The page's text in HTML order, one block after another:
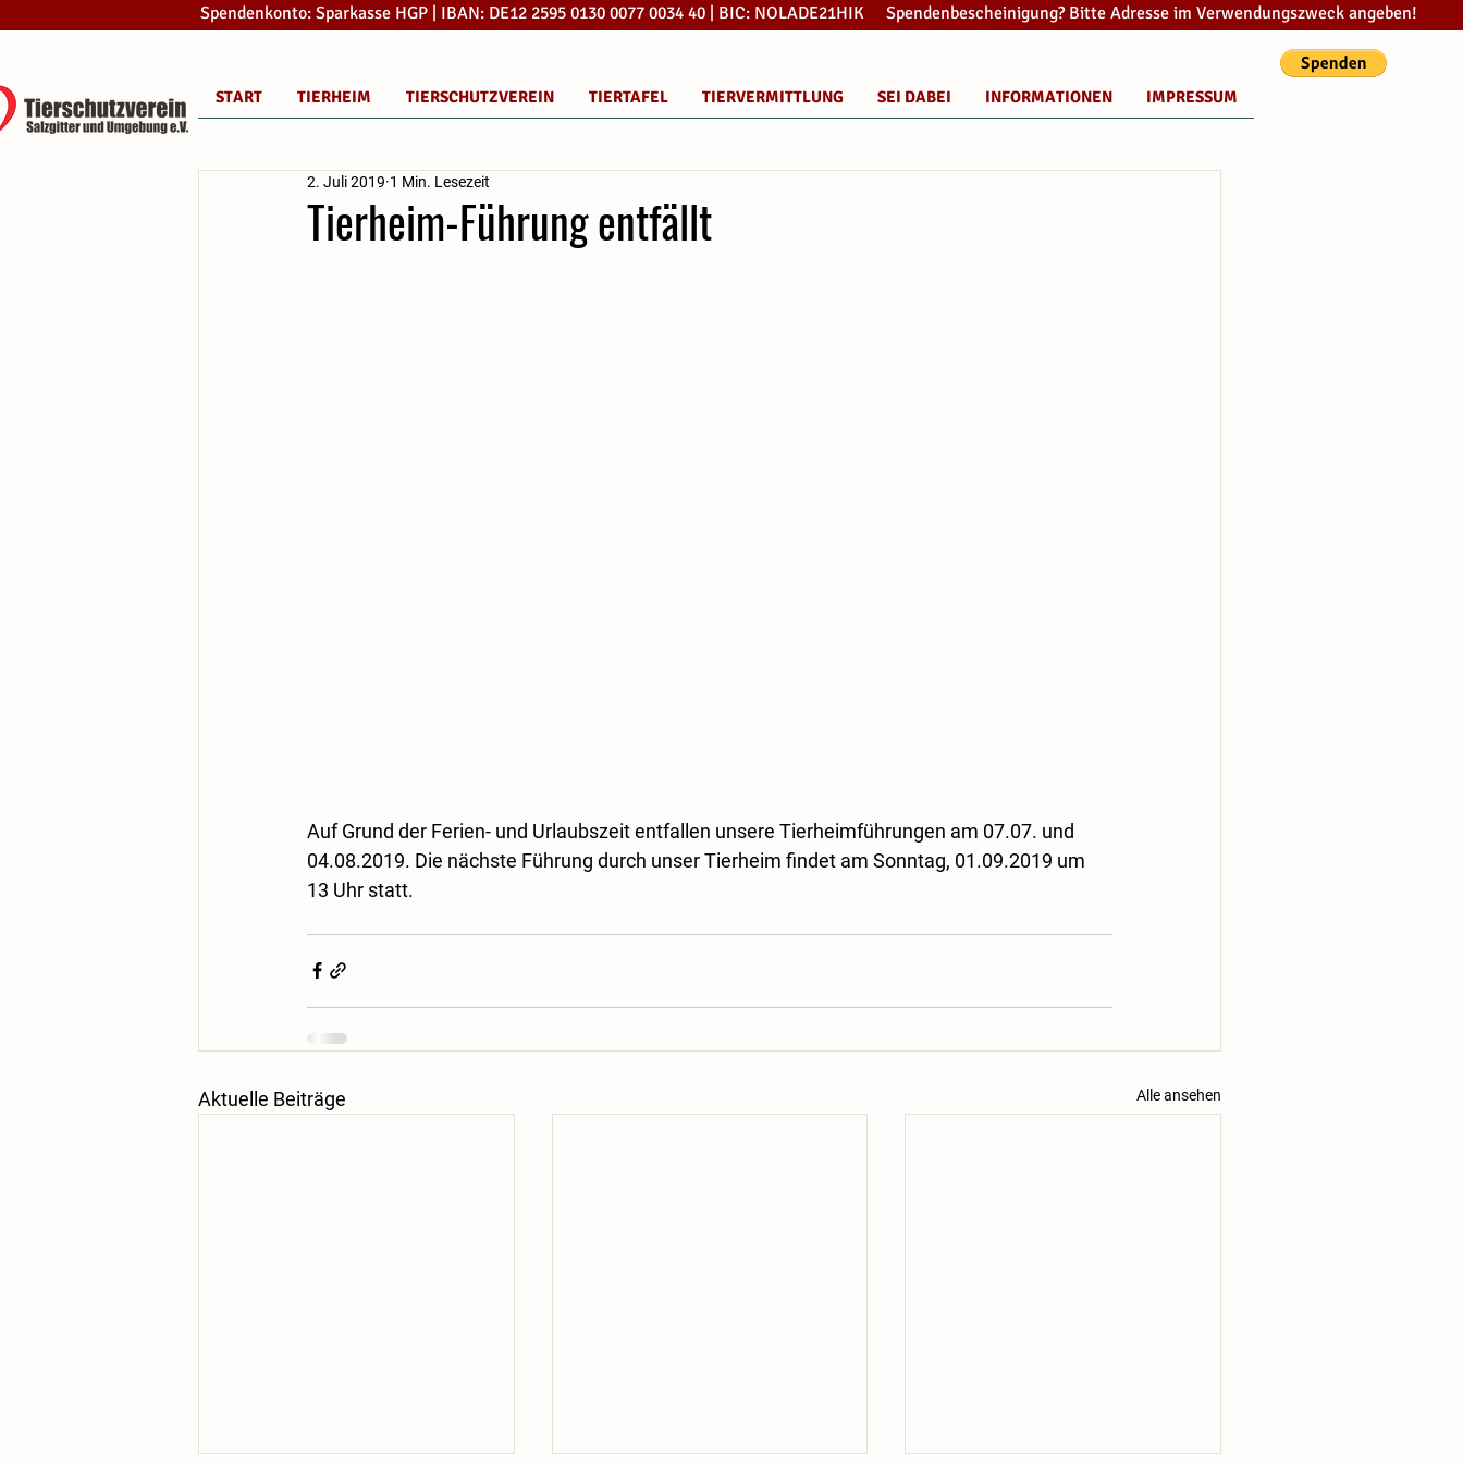
Spendenkonto: Sparkasse HGP | IBAN: DE12 2595 0130 0077 0034 40 | BIC: NOLADE21HIK Spendenbescheinigung? Bitte Adresse im Verwendungszweck angeben!
START TIERHEIM TIERSCHUTZVEREIN TIERTAFEL TIERVERMITTLUNG SEI DABEI INFORMATIONEN IMPRESSUM
Tierheim-Führung entfällt
2. Juli 2019 1 Min. Lesezeit
Auf Grund der Ferien- und Urlaubszeit entfallen unsere Tierheimführungen am 07.07. und
04.08.2019. Die nächste Führung durch unser Tierheim findet am Sonntag, 01.09.2019 um
13 Uhr statt.
Aktuelle Beiträge Alle ansehen